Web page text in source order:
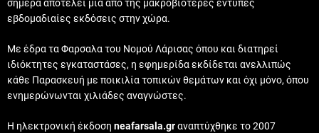
σήμερα αποτελεί μία από της μακροβιότερες έντυπες
εβδομαδιαίες εκδόσεις στην χώρα.
Με έδρα τα Φαρσαλα του Νομού Λάρισας όπου και διατηρεί
ιδιόκτητες εγκαταστάσες, η εφημερίδα εκδίδεται ανελλιπώς
κάθε Παρασκευή με ποικιλία τοπικών θεμάτων και όχι μόνο, όπου
ενημερώνωνται χιλιάδες αναγνώστες.
Η ηλεκτρονική έκδοση neafarsala.grαναπτύχθηκε το 2007